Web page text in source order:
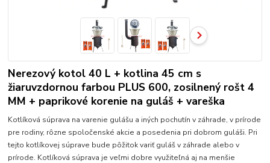
Nerezový kotol 40 L + kotlina 45 cm s
žiaruvzdornou farbou PLUS 600, zosilnený rošt 4
MM + paprikové korenie na guláš + vareška
Kotlíková súprava na varenie gulášu a iných pochutín v záhrade, v prírode
pre rodiny, rôzne spoločenské akcie a posedenia pri dobrom guláši. Pri
tejto kotlíkovej súprave bude pôžitok variť guláš v záhrade alebo v
prírode. Kotlíková súprava je veľmi dobre využiteľná aj na menšie